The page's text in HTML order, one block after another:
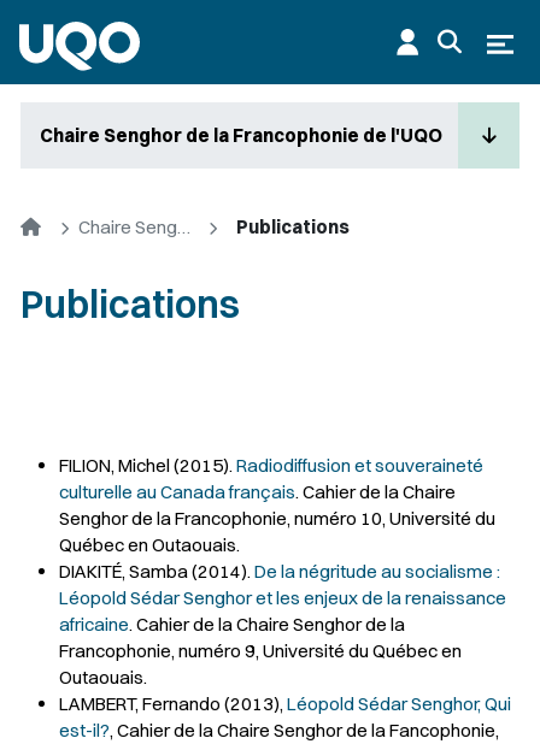
Chaire Senghor de la Francophonie de l'UQO
Accueil Chaire Senghor de la Francophonie de l'UQO Publications
Publications
FILION, Michel (2015).Radiodiffusion et souveraineté
culturelle au Canada français. Cahier de la Chaire
Senghor de la Francophonie, numéro 10, Université du
Québec en Outaouais.
DIAKITÉ, Samba (2014).De la négritude au socialisme :
Léopold Sédar Senghor et les enjeux de la renaissance
africaine. Cahier de la Chaire Senghor de la
Francophonie, numéro 9, Université du Québec en
Outaouais.
LAMBERT, Fernando (2013), Léopold Sédar Senghor, Qui
est-il?, Cahier de la Chaire Senghor de la Fancophonie,